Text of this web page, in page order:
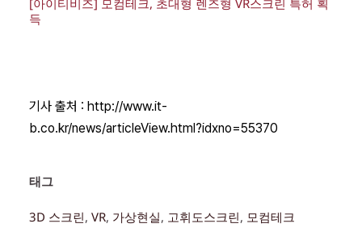
[아이티비즈] 모컴테크, 초대형 렌즈형 VR스크린 특허 획
득
기사 출처 : http://www.it-
b.co.kr/news/articleView.html?idxno=55370
태그
3D 스크린, VR, 가상현실, 고휘도스크린, 모컴테크